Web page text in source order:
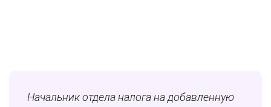
Начальник отдела налога на добавленную